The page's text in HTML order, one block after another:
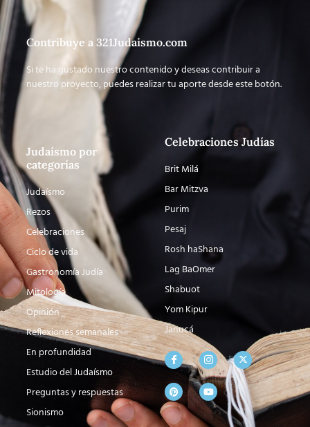
Contribuye a 321Judaismo.com
Si te ha gustado nuestro contenido y deseas contribuir a
nuestro proyecto, puedes realizar tu aporte desde este botón.
Judaísmo por
categorías
Judaísmo
Rezos
Celebraciones
Ciclo de vida
Gastronomía Judía
Mitología
Opinión
Reflexiones semanales
En profundidad
Estudio del Judaísmo
Preguntas y respuestas
Sionismo
Celebraciones Judías
Brit Milá
Bar Mitzva
Purim
Pesaj
Rosh haShana
Lag BaOmer
Shabuot
Yom Kipur
Janucá